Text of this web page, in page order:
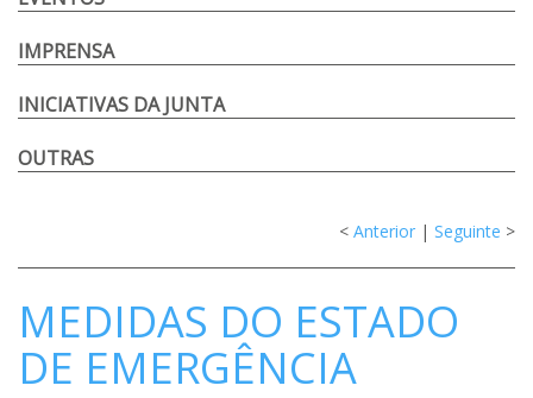
IMPRENSA
INICIATIVAS DA JUNTA
OUTRAS
< Anterior | Seguinte >
MEDIDAS DO ESTADO
DE EMERGÊNCIA